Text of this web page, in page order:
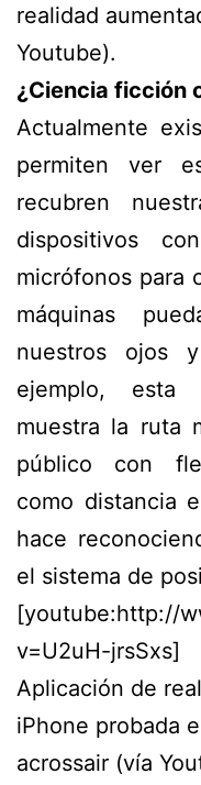
realidad
Youtube).
¿Ciencia ficción
Actualmente
permiten ver
recubren
dispositivos
micrófonos para
máquinas
nuestros ojos
ejemplo, esta
muestra la ruta
público con
como distancia
hace
el sistema de
[youtube:http://
v=U2uH-jrsSxs]
Aplicación de
iPhone probada
acrossair (vía